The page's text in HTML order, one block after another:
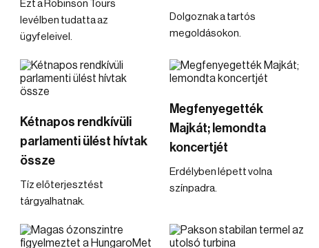
Ezt a Robinson Tours
levélben tudatta az
ügyfeleivel.
Dolgoznak a tartós
megoldásokon.
Kétnapos rendkívüli
parlamenti ülést hívtak
össze
Tíz előterjesztést
tárgyalhatnak.
Megfenyegették
Majkát; lemondta
koncertjét
Erdélyben lépett volna
színpadra.